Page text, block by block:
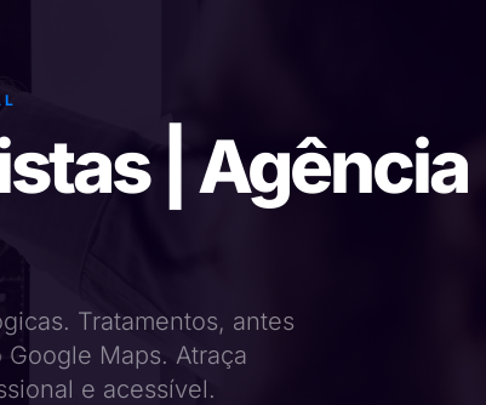
| Agência
Tratamentos, antes
Maps. Atraça
e acessível.